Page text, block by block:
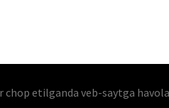
etilganda veb-saytga